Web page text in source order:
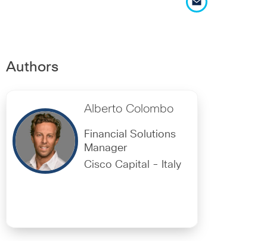
Authors
Alberto Colombo
Financial Solutions
Manager
Cisco Capital - Italy